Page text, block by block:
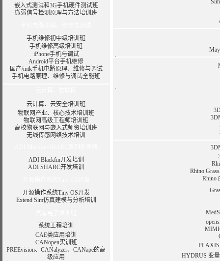
嵌入式测试和3G手机硬件测试班
微弱信号检测原理与方法培训班
手机维修初中级培训班
手机维修高级培训班
iPhone手机与调试
Android平台手机维修
国产/mtk手机电路原理、维修与调试
手机电路原理、维修与调试全能班
云计算、云安全培训班
物联网产业、核心技术培训班
物联网高级工程师培训班
高校物联网与嵌入式师资培训班
无线传感网络技术培训
ADI Blackfin开发培训
ADI SHARC开发培训
开源操作系统Tiny OS开发
Extend Sim仿真建模与分析培训
系统工程培训
CAE类应用培训
CANopen实训班
PREEvision、CANalyzer、CANape的高
级应用
Rhino
Rhino
HYDRUS 变